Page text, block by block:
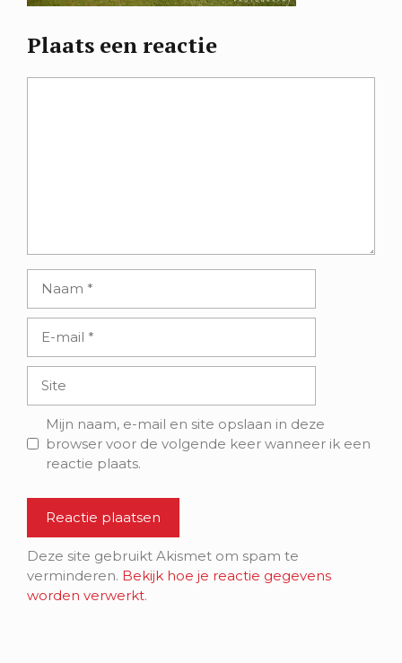
Plaats een reactie
mail
Mijn naam, e-mail en site opslaan in deze
browser voor de volgende keer wanneer ik een
reactie plaats.
Deze site gebruikt Akismet om spam te
verminderen. Bekijk hoe je reactie gegevens
worden verwerkt.